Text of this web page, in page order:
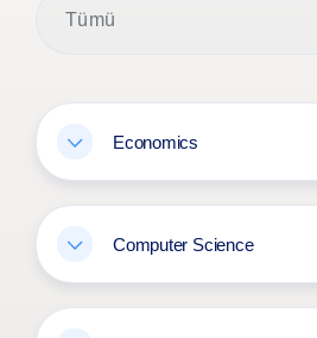
Tümü
Economics
Computer Science